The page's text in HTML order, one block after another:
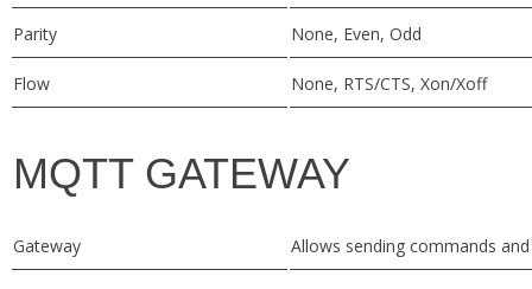
Parity None, Even, Odd
Flow None, RTS/CTS, Xon/Xoff
MQTT GATEWAY
Gateway Allows sending commands